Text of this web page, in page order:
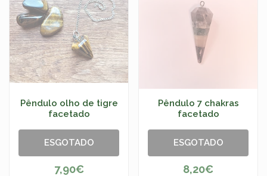
Pêndulo olho de tigre
facetado
ESGOTADO
7,90€
Pêndulo 7 chakras
facetado
ESGOTADO
8,20€